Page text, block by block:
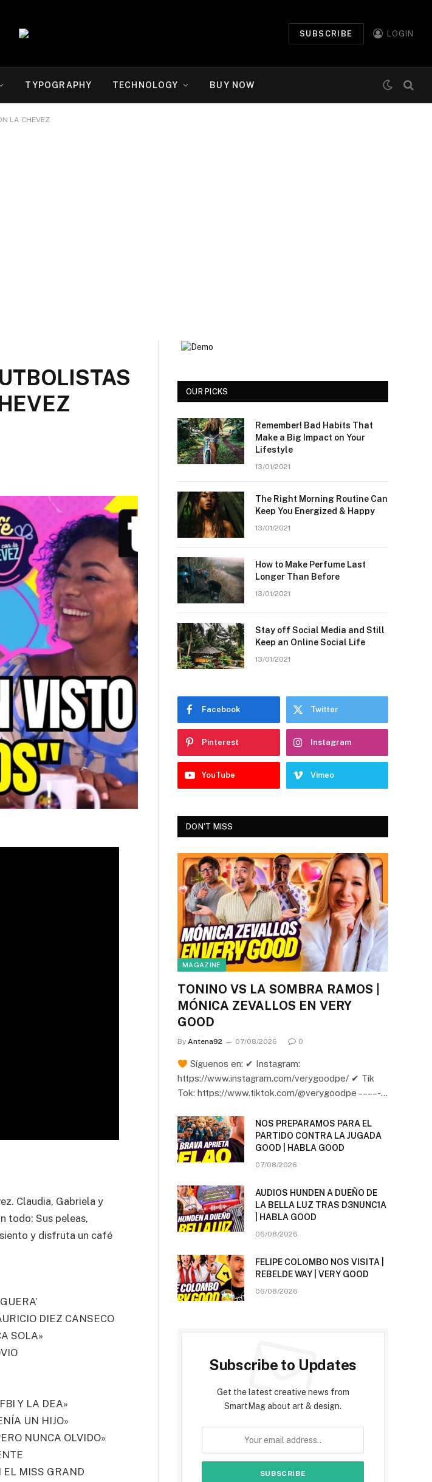
SUBSCRIBE LOGIN
TYPOGRAPHY TECHNOLOGY BUY NOW
LA CHEVEZ
Claudia, Gabriela y
todo: Sus peleas,
y disfruta un café
DIEZ CANSECO
SOLA»
Y LA DEA»
UN HIJO»
NUNCA OLVIDO»
MISS GRAND
OUR PICKS
Remember! Bad Habits That
Make a Big Impact on Your
Lifestyle
13/01/2021
The Right Morning Routine Can
Keep You Energized & Happy
13/01/2021
How to Make Perfume Last
Longer Than Before
13/01/2021
Stay off Social Media and Still
Keep an Online Social Life
13/01/2021
Facebook Twitter
Pinterest Instagram
YouTube Vimeo
DON'T MISS
MAGAZINE
TONINO VS LA SOMBRA RAMOS |
MÓNICA ZEVALLOS EN VERY
GOOD
By Antena92 07/08/2026 0
Síguenos en: ✔ Instagram:
https://www.instagram.com/verygoodpe/ ✔ Tik
Tok: https://www.tiktok.com/@verygoodpe – – – – -…
NOS PREPARAMOS PARA EL
PARTIDO CONTRA LA JUGADA
GOOD | HABLA GOOD
07/08/2026
AUDIOS HUNDEN A DUEÑO DE
LA BELLA LUZ TRAS D3NUNC1A
| HABLA GOOD
06/08/2026
FELIPE COLOMBO NOS VISITA |
REBELDE WAY | VERY GOOD
06/08/2026
Subscribe to Updates
Get the latest creative news from
SmartMag about art & design.